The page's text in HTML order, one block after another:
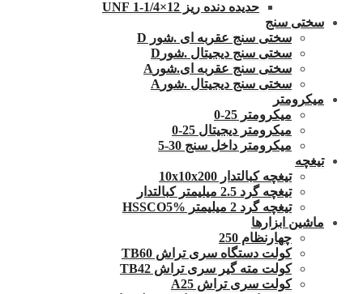
حدیده دنده ریز 12×1/4-1 UNF
سختی سنج
سختی سنج عقربه ای .شور D
سختی سنج دیجیتال .شورD
سختی سنج عقربه ای.شورA
سختی سنج دیجیتال .شورA
میکرومتر
میکرومتر 25-0
میکرومتر دیجیتال 25-0
میکرومتر داخل سنج 30-5
تیغچه
تیغچه کبالتدار 10x10x200
تیغچه گرد 2.5 میلیمتر کبالتدار
تیغچه گرد 2 میلیمتر HSSCO5%
ماشین ابزارها
چهارنظام 250
کولت دستگاه سری تراش TB60
کولت مته گیر سری تراش TB42
کولت سری تراش A25